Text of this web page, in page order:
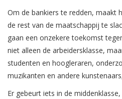
Om de bankiers te redden, maakt
de rest van de maatschappij te
gaan een onzekere toekomst
niet alleen de arbeidersklasse,
studenten en hoogleraren,
muzikanten en andere
Er gebeurt iets in de